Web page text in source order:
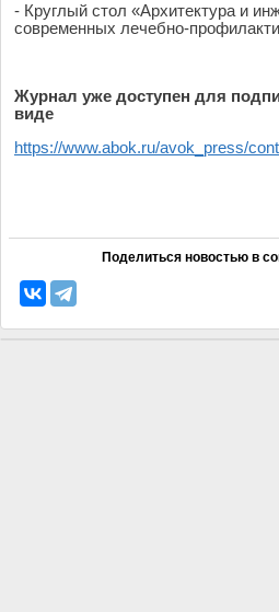
- Круглый стол «Архитектура и
современных лечебно-
Журнал уже доступен для
виде
https://www.abok.ru/avok_press/
Поделиться новостью в